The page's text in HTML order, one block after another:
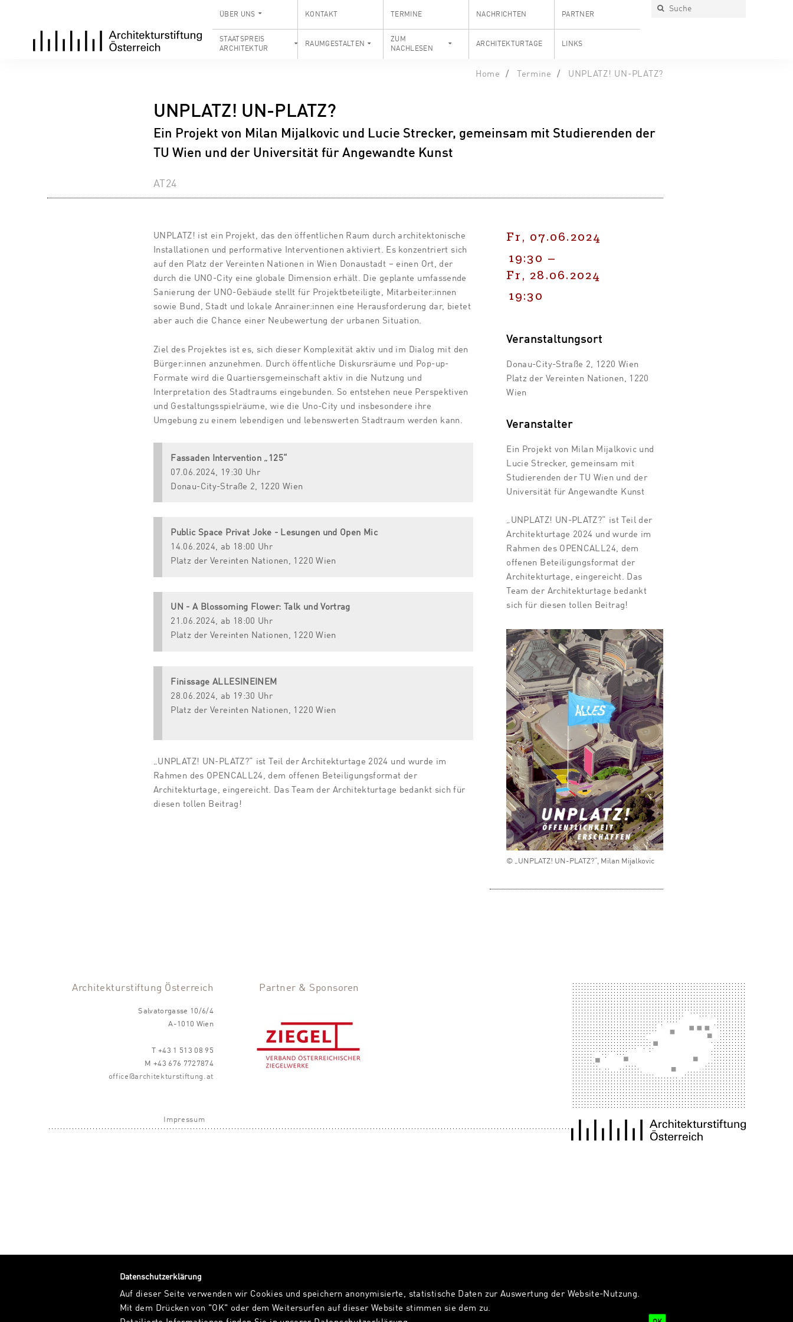
ÜBER UNS KONTAKT TERMINE NACHRICHTEN PARTNER
STAATSPREIS
ARCHITEKTUR
RAUMGESTALTEN
ZUM
NACHLESEN
ARCHITEKTURTAGE LINKS
Home Termine UNPLATZ! UN-PLATZ?
UNPLATZ! UN-PLATZ?
Ein Projekt von Milan Mijalkovic und Lucie Strecker, gemeinsam mit Studierenden der
TU Wien und der Universität für Angewandte Kunst
AT24
Fr, 07.06.2024
19:30 –
Fr, 28.06.2024
19:30
Veranstaltungsort
Donau-City-Straße 2, 1220 Wien
Platz der Vereinten Nationen, 1220
Wien
Veranstalter
Ein Projekt von Milan Mijalkovic und
Lucie Strecker, gemeinsam mit
Studierenden der TU Wien und der
Universität für Angewandte Kunst
„UNPLATZ! UN-PLATZ?“ ist Teil der
Architekturtage 2024 und wurde im
Rahmen des OPENCALL24, dem
offenen Beteiligungsformat der
Architekturtage, eingereicht. Das
Team der Architekturtage bedankt
sich für diesen tollen Beitrag!
© „UNPLATZ! UN-PLATZ?“, Milan Mijalkovic
UNPLATZ! ist ein Projekt, das den öffentlichen Raum durch architektonische
Installationen und performative Interventionen aktiviert. Es konzentriert sich
auf den Platz der Vereinten Nationen in Wien Donaustadt – einen Ort, der
durch die UNO-City eine globale Dimension erhält. Die geplante umfassende
Sanierung der UNO-Gebäude stellt für Projektbeteiligte, Mitarbeiter:innen
sowie Bund, Stadt und lokale Anrainer:innen eine Herausforderung dar, bietet
aber auch die Chance einer Neubewertung der urbanen Situation.
Ziel des Projektes ist es, sich dieser Komplexität aktiv und im Dialog mit den
Bürger:innen anzunehmen. Durch öffentliche Diskursräume und Pop-up-
Formate wird die Quartiersgemeinschaft aktiv in die Nutzung und
Interpretation des Stadtraums eingebunden. So entstehen neue Perspektiven
und Gestaltungsspielräume, wie die Uno-City und insbesondere ihre
Umgebung zu einem lebendigen und lebenswerten Stadtraum werden kann.
Fassaden Intervention „125“
07.06.2024, 19:30 Uhr
Donau-City-Straße 2, 1220 Wien
Public Space Privat Joke - Lesungen und Open Mic
14.06.2024, ab 18:00 Uhr
Platz der Vereinten Nationen, 1220 Wien
UN - A Blossoming Flower: Talk und Vortrag
21.06.2024, ab 18:00 Uhr
Platz der Vereinten Nationen, 1220 Wien
Finissage ALLESINEINEM
28.06.2024, ab 19:30 Uhr
Platz der Vereinten Nationen, 1220 Wien
„UNPLATZ! UN-PLATZ?“ ist Teil der Architekturtage 2024 und wurde im
Rahmen des OPENCALL24, dem offenen Beteiligungsformat der
Architekturtage, eingereicht. Das Team der Architekturtage bedankt sich für
diesen tollen Beitrag!
Architekturstiftung Österreich
Salvatorgasse 10/6/4
A-1010 Wien
T +43 1 513 08 95
M +43 676 7727874
office@architekturstiftung.at
Partner & Sponsoren
Impressum
Datenschutzerklärung
Auf dieser Seite verwenden wir Cookies und speichern anonymisierte, statistische Daten zur Auswertung der Website-Nutzung.
Mit dem Drücken von "OK" oder dem Weitersurfen auf dieser Website stimmen sie dem zu.